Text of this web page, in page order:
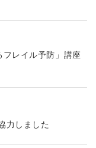
レイル予防」講座
力しました